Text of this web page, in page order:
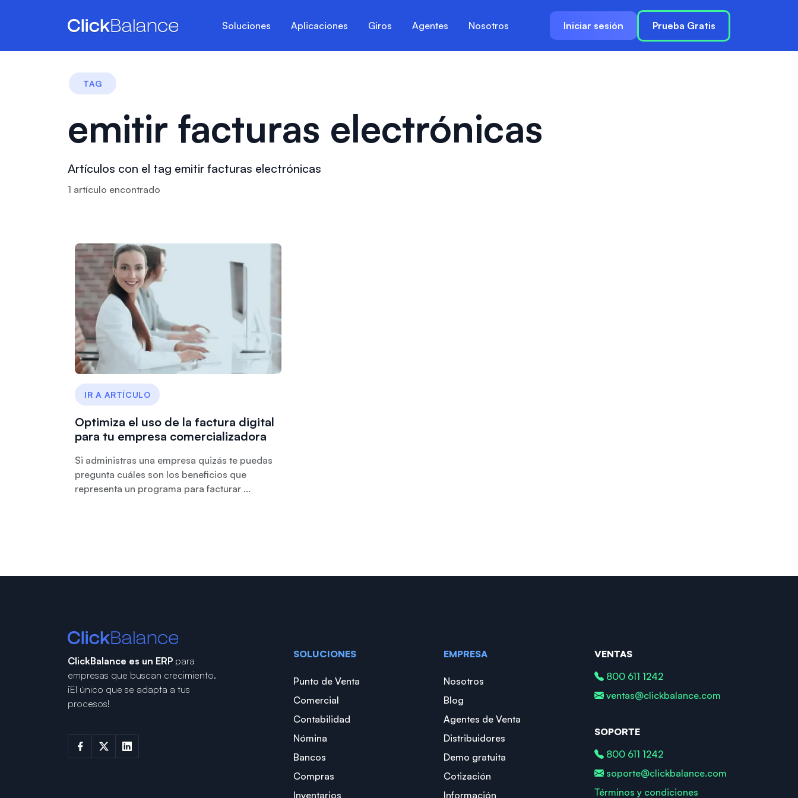
Soluciones Aplicaciones Giros Agentes Nosotros Iniciar sesión Prueba Gratis
TAG
emitir facturas electrónicas
Artículos con el tag emitir facturas electrónicas
1 artículo encontrado
IR A ARTÍCULO
Optimiza el uso de la factura digital
para tu empresa comercializadora
Si administras una empresa quizás te puedas
pregunta cuáles son los beneficios que
representa un programa para facturar ...
ClickBalance es un ERP para
empresas que buscan crecimiento.
¡El único que se adapta a tus
procesos!
SOLUCIONES
Punto de Venta
Comercial
Contabilidad
Nómina
Bancos
Compras
Inventarios
EMPRESA
Nosotros
Blog
Agentes de Venta
Distribuidores
Demo gratuita
Cotización
Información
VENTAS
800 611 1242
ventas@clickbalance.com
SOPORTE
800 611 1242
soporte@clickbalance.com
Términos y condiciones